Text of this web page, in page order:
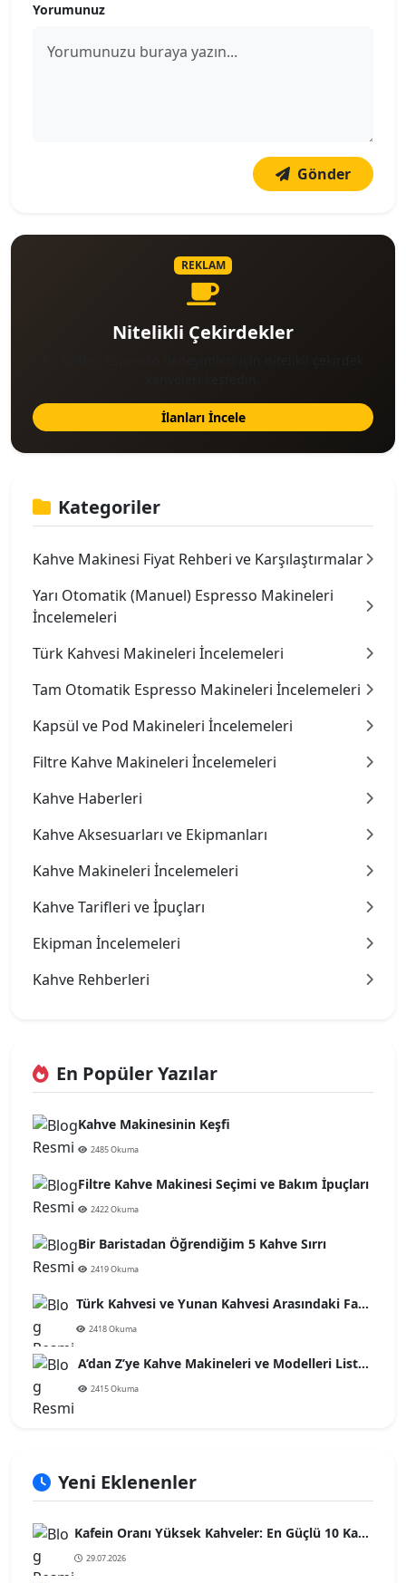
Yorumunuz
Gönder
REKLAM
Nitelikli Çekirdekler
İlanları İncele
Kategoriler
Kahve Makinesi Fiyat Rehberi ve Karşılaştırmalar
Yarı Otomatik (Manuel) Espresso Makineleri
İncelemeleri
Türk Kahvesi Makineleri İncelemeleri
Tam Otomatik Espresso Makineleri İncelemeleri
Kapsül ve Pod Makineleri İncelemeleri
Filtre Kahve Makineleri İncelemeleri
Kahve Haberleri
Kahve Aksesuarları ve Ekipmanları
Kahve Makineleri İncelemeleri
Kahve Tarifleri ve İpuçları
Ekipman İncelemeleri
Kahve Rehberleri
En Popüler Yazılar
Kahve Makinesinin Keşfi
2485 Okuma
Filtre Kahve Makinesi Seçimi ve Bakım İpuçları
2422 Okuma
Bir Baristadan Öğrendiğim 5 Kahve Sırrı
2419 Okuma
Türk Kahvesi ve Yunan Kahvesi Arasındaki Farklar
2418 Okuma
A’dan Z’ye Kahve Makineleri ve Modelleri Listesi
2415 Okuma
Yeni Eklenenler
Kafein Oranı Yüksek Kahveler: En Güçlü 10 Kahve Türü
29.07.2026